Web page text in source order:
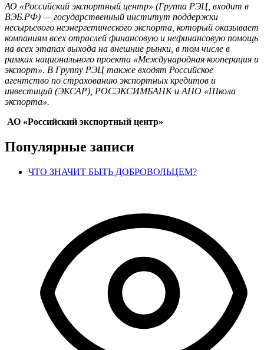
АО «Российский экспортный центр» (Группа РЭЦ, входит в
ВЭБ.РФ) — государственный институт поддержки
несырьевого неэнергетического экспорта, который оказывает
компаниям всех отраслей финансовую и нефинансовую помощь
на всех этапах выхода на внешние рынки, в том числе в
рамках национального проекта «Международная кооперация и
экспорт». В Группу РЭЦ также входят Российское
агентство по страхованию экспортных кредитов и
инвестиций (ЭКСАР), РОСЭКСИМБАНК и АНО «Школа
экспорта».
АО «Российский экспортный центр»
Популярные записи
ЧТО ЗНАЧИТ БЫТЬ ДОБРОВОЛЬЦЕМ?